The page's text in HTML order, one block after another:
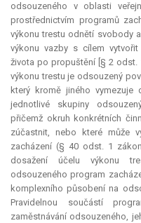
odsouzeného v oblasti
prostřednictvím programů
výkonu trestu odnětí svobody
výkonu vazby s cílem
života po propuštění [§ 2 odst.
výkonu trestu je odsouzený
který kromě jiného
jednotlivé skupiny
přičemž okruh konkrétních
zúčastnit, nebo které může
zacházení (§ 40 odst. 1
dosažení účelu výkonu
odsouzeného program
komplexního působení na
Pravidelnou součástí
zaměstnávání odsouzeného,